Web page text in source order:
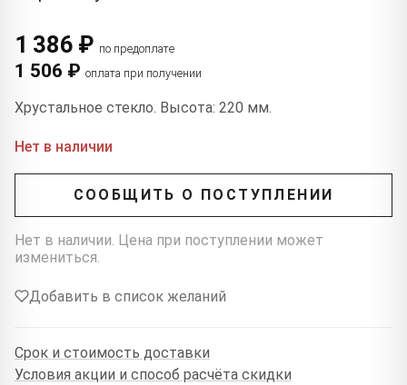
1 386 ₽ по предоплате
1 506 ₽ оплата при получении
Хрустальное стекло. Высота: 220 мм.
Нет в наличии
СООБЩИТЬ О ПОСТУПЛЕНИИ
Нет в наличии. Цена при поступлении может
измениться.
Добавить в список желаний
Срок и стоимость доставки
Условия акции и способ расчёта скидки